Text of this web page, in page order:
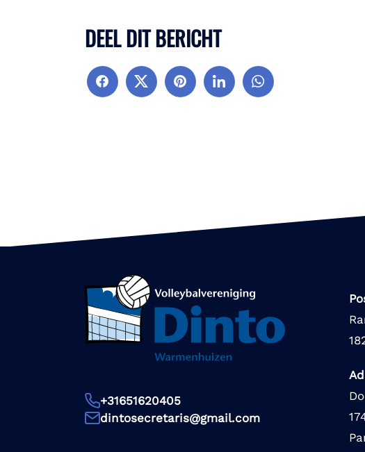
DEEL DIT BERICHT
+31651620405
dintosecretaris@gmail.com